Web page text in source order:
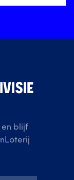
en blijf